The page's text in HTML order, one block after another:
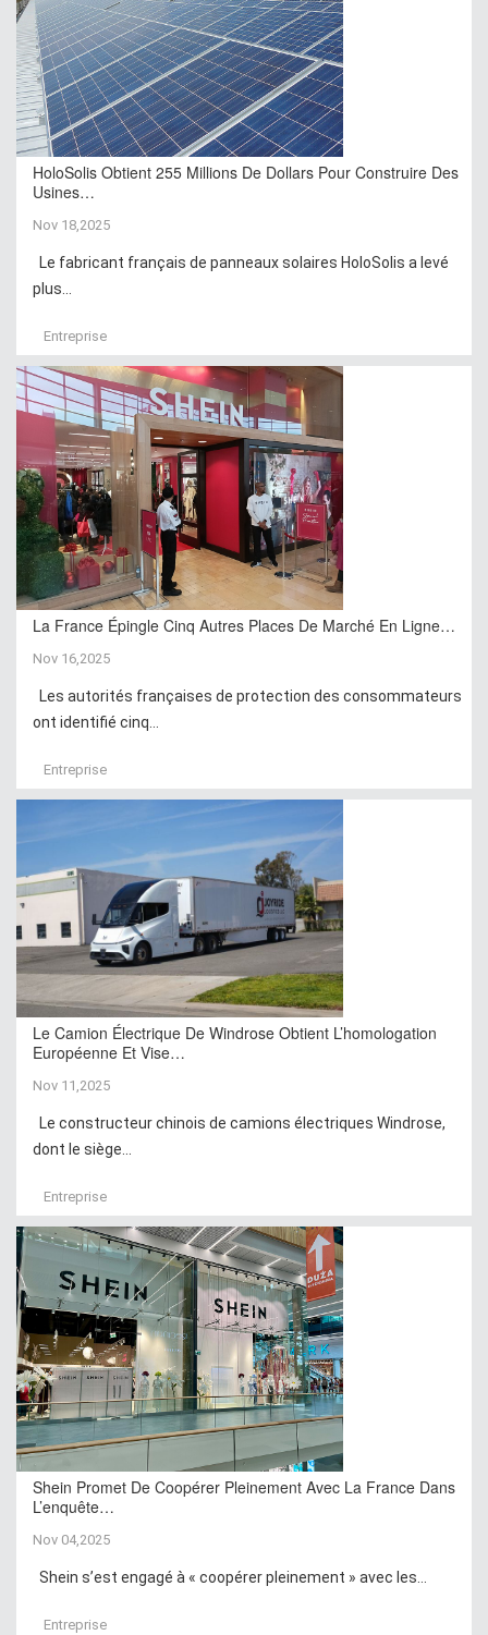
HoloSolis Obtient 255 Millions De Dollars Pour Construire Des
Usines…
Nov 18,2025
Le fabricant français de panneaux solaires HoloSolis a levé
plus...
Entreprise
La France Épingle Cinq Autres Places De Marché En Ligne…
Nov 16,2025
Les autorités françaises de protection des consommateurs
ont identifié cinq...
Entreprise
Le Camion Électrique De Windrose Obtient L’homologation
Européenne Et Vise…
Nov 11,2025
Le constructeur chinois de camions électriques Windrose,
dont le siège...
Entreprise
Shein Promet De Coopérer Pleinement Avec La France Dans
L’enquête…
Nov 04,2025
Shein s’est engagé à « coopérer pleinement » avec les...
Entreprise